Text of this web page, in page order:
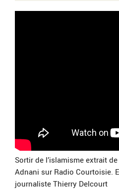
Sortir de l’islamisme extrait
Adnani sur Radio Courtoisie.
journaliste Thierry Delcourt